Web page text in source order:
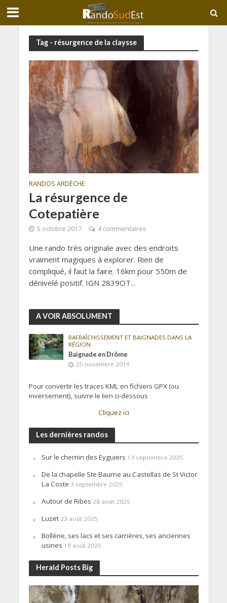
Tag - résurgence de la claysse
RANDOS ARDÈCHE
La résurgence de
Cotepatière
5 octobre 2017 4 commentaires
Une rando très originale avec des endroits
vraiment magiques à explorer. Rien de
compliqué, il faut la faire. 16km pour 550m de
dénivelé positif. IGN 2839OT...
A VOIR ABSOLUMENT
RAFRAÎCHISSEMENT ET BAIGNADES DANS LA
RÉGION
Baignade en Drôme
25 novembre 2019
Pour convertir les traces KML en fichiers GPX (ou
inversement), suivre le lien ci-dessous
Cliquez ici
Les dernières randos
Sur le chemin des Eyguiers 13 septembre 2025
De la chapelle Ste Baume au Castellas de St Victor
La Coste 3 septembre 2025
Autour de Ribes 28 août 2025
Luzet 23 août 2025
Bollène, ses lacs et ses carrières, ses anciennes
usines 19 août 2025
Herald Posts Big